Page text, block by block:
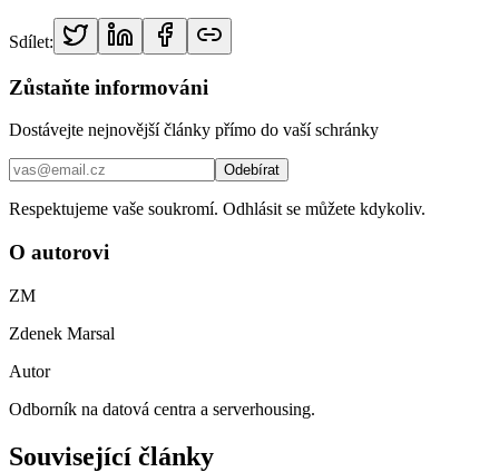
Sdílet:
Zůstaňte informováni
Dostávejte nejnovější články přímo do vaší schránky
Odebírat
Respektujeme vaše soukromí. Odhlásit se můžete kdykoliv.
O autorovi
ZM
Zdenek Marsal
Autor
Odborník na datová centra a serverhousing.
Související články